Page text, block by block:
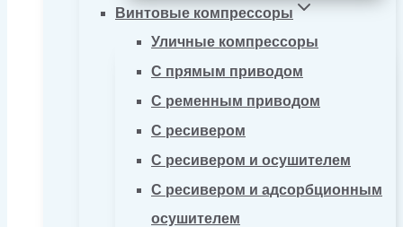
Винтовые компрессоры
Уличные компрессоры
С прямым приводом
С ременным приводом
С ресивером
С ресивером и осушителем
С ресивером и адсорбционным
осушителем